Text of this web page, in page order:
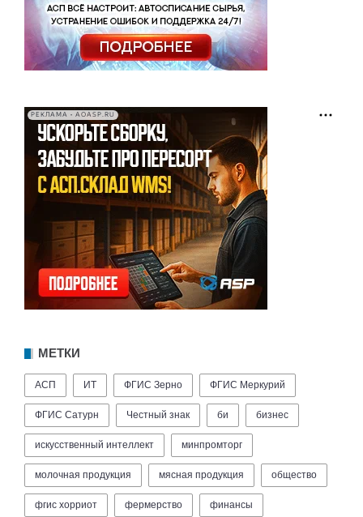
РЕКЛАМА • AOASP.RU
МЕТКИ
АСП ИТ ФГИС Зерно ФГИС Меркурий
ФГИС Сатурн Честный знак би бизнес
искусственный интеллект минпромторг
молочная продукция мясная продукция общество
фгис хорриот фермерство финансы